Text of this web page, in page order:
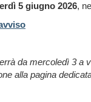
5 giugno 2026,
da mercoledì 3 a
alla pagina